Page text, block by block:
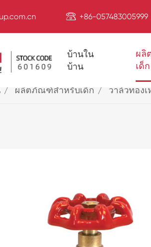
 +86-057483005999
บ้านใน
บ้าน
ผลิ
เด็ก
ผลิตภัณฑ์สำหรับเด็ก วาล์วทอง